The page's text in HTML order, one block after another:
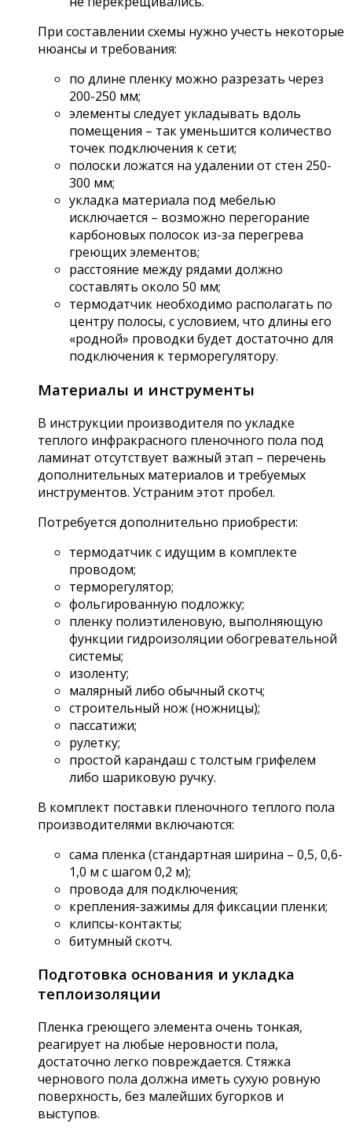
При составлении схемы нужно учесть некоторые
нюансы и требования:
по длине пленку можно разрезать через
200-250 мм;
элементы следует укладывать вдоль
помещения – так уменьшится количество
точек подключения к сети;
полоски ложатся на удалении от стен 250-
300 мм;
укладка материала под мебелью
исключается – возможно перегорание
карбоновых полосок из-за перегрева
греющих элементов;
расстояние между рядами должно
составлять около 50 мм;
термодатчик необходимо располагать по
центру полосы, с условием, что длины его
«родной» проводки будет достаточно для
подключения к терморегулятору.
Материалы и инструменты
В инструкции производителя по укладке
теплого инфракрасного пленочного пола под
ламинат отсутствует важный этап – перечень
дополнительных материалов и требуемых
инструментов. Устраним этот пробел.
Потребуется дополнительно приобрести:
термодатчик с идущим в комплекте
проводом;
терморегулятор;
фольгированную подложку;
пленку полиэтиленовую, выполняющую
функции гидроизоляции обогревательной
системы;
изоленту;
малярный либо обычный скотч;
строительный нож (ножницы);
пассатижи;
рулетку;
простой карандаш с толстым грифелем
либо шариковую ручку.
В комплект поставки пленочного теплого пола
производителями включаются:
сама пленка (стандартная ширина – 0,5, 0,6-
1,0 м с шагом 0,2 м);
провода для подключения;
крепления-зажимы для фиксации пленки;
клипсы-контакты;
битумный скотч.
Подготовка основания и укладка
теплоизоляции
Пленка греющего элемента очень тонкая,
реагирует на любые неровности пола,
достаточно легко повреждается. Стяжка
чернового пола должна иметь сухую ровную
поверхность, без малейших бугорков и
выступов.